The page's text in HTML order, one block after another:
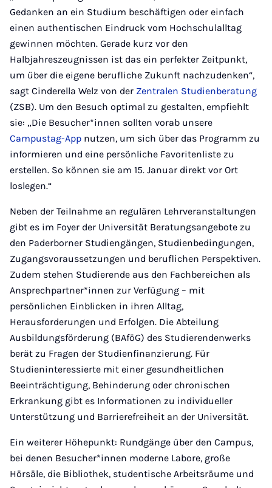
Gedanken an ein Studium beschäftigen oder einfach
einen authentischen Eindruck vom Hochschulalltag
gewinnen möchten. Gerade kurz vor den
Halbjahreszeugnissen ist das ein perfekter Zeitpunkt,
um über die eigene berufliche Zukunft nachzudenken“,
sagt Cinderella Welz von der Zentralen Studienberatung
(ZSB). Um den Besuch optimal zu gestalten, empfiehlt
sie: „Die Besucher*innen sollten vorab unsere
Campustag-App nutzen, um sich über das Programm zu
informieren und eine persönliche Favoritenliste zu
erstellen. So können sie am 15. Januar direkt vor Ort
loslegen.“
Neben der Teilnahme an regulären Lehrveranstaltungen
gibt es im Foyer der Universität Beratungsangebote zu
den Paderborner Studiengängen, Studienbedingungen,
Zugangsvoraussetzungen und beruflichen Perspektiven.
Zudem stehen Studierende aus den Fachbereichen als
Ansprechpartner*innen zur Verfügung – mit
persönlichen Einblicken in ihren Alltag,
Herausforderungen und Erfolgen. Die Abteilung
Ausbildungsförderung (BAföG) des Studierendenwerks
berät zu Fragen der Studienfinanzierung. Für
Studieninteressierte mit einer gesundheitlichen
Beeinträchtigung, Behinderung oder chronischen
Erkrankung gibt es Informationen zu individueller
Unterstützung und Barrierefreiheit an der Universität.
Ein weiterer Höhepunkt: Rundgänge über den Campus,
bei denen Besucher*innen moderne Labore, große
Hörsäle, die Bibliothek, studentische Arbeitsräume und